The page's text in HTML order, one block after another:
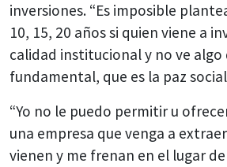
inversiones. “Es imposible
10, 15, 20 años si quien viene a
calidad institucional y no ve algo
fundamental, que es la paz
“Yo no le puedo permitir u
una empresa que venga a
vienen y me frenan en el lugar